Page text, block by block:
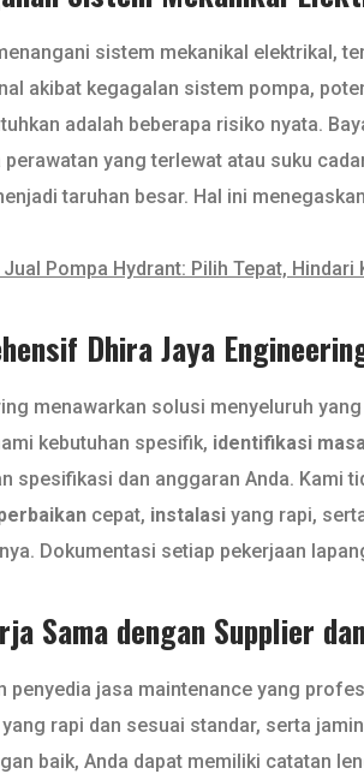
sistem mekanikal elektrikal,
akibat kegagalan sistem pompa,
adalah beberapa risiko nyata.
yang terlewat atau suku
taruhan besar. Hal ini
Jual Pompa Hydrant: Pilih Tepat, Hindari
Dhira Jaya
menawarkan solusi menyeluruh
kebutuhan spesifik, identifikasi
spesifikasi dan anggaran Anda. Kami
cepat, instalasi yang rapi,
Dokumentasi setiap pekerjaan
Sama dengan Supplier
penyedia jasa maintenance yang
rapi dan sesuai standar, serta
baik, Anda dapat memiliki catatan